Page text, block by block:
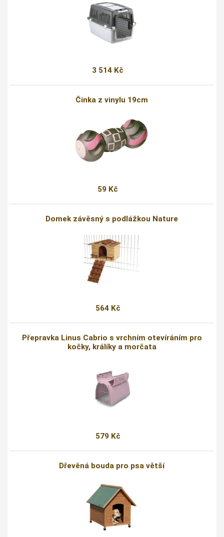
3 514 Kč
Činka z vinylu 19cm
59 Kč
Domek závěsný s podlážkou Nature
564 Kč
Přepravka Linus Cabrio s vrchním otevíráním pro
kočky, králíky a morčata
579 Kč
Dřevěná bouda pro psa větší